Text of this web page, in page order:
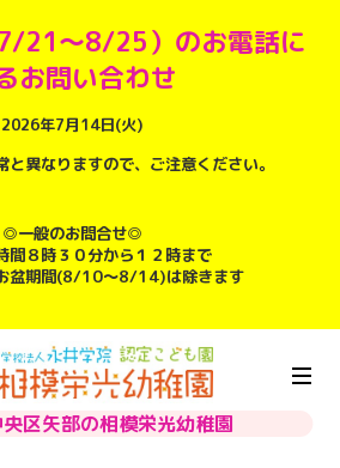
21～8/25）のお電話に
お問い合わせ
2026年7月14日(火)
と異なりますので、ご注意ください。
◎一般のお問合せ◎
間８時３０分から１２時まで
盆期間(8/10～8/14)は除きます
区矢部の相模栄光幼稚園